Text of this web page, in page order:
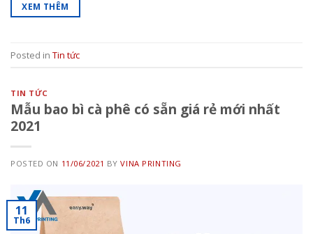
XEM THÊM
Posted in Tin tức
TIN TỨC
Mẫu bao bì cà phê có sẵn giá rẻ mới nhất
2021
POSTED ON 11/06/2021 BYVINA PRINTING
11
Th6